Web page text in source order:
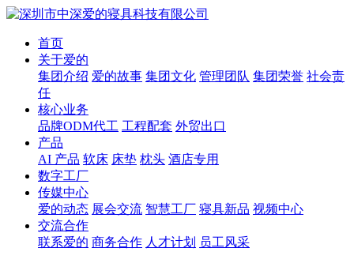
首页
关于爱的
集团介绍 爱的故事 集团文化 管理团队 集团荣誉 社会责
任
核心业务
品牌ODM代工 工程配套 外贸出口
产品
AI 产品 软床 床垫 枕头 酒店专用
数字工厂
传媒中心
爱的动态 展会交流 智慧工厂 寝具新品 视频中心
交流合作
联系爱的 商务合作 人才计划 员工风采